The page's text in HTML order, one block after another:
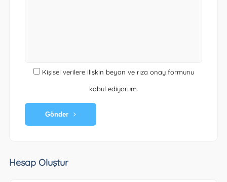
Kişisel verilere ilişkin beyan ve rıza onay formunu
kabul ediyorum.
Gönder
Hesap Oluştur